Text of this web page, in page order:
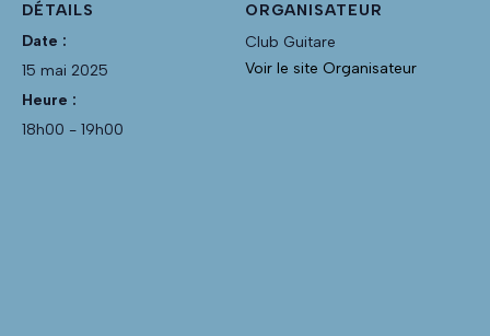
DÉTAILS
Date :
15 mai 2025
Heure :
18h00 - 19h00
ORGANISATEUR
Club Guitare
Voir le site Organisateur